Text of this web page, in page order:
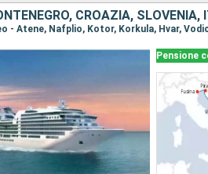
CROAZIA, SLOVENIA,
- Atene, Nafplio, Kotor, Korkula, Hvar,
Pensione